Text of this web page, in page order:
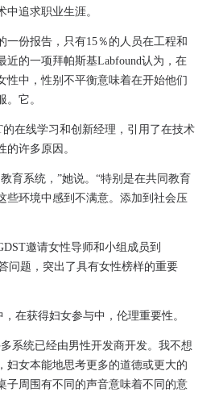
中追求职业生涯。
一份报告，只有15％的人员在工程和
近的一项拜帕斯基Labfound认为，在
性中，性别不平衡意味着在开始他们
。它。
的在线学习和创新经理，引用了在技术
的许多原因。
育系统，”她说。“特别是在共同教育
些环境中感到不满意。添加到社会压
邀请女性导师和小组成员到
问题，突出了具有女性榜样的重要
在获得妇女参与中，伦理重要性。
系统已经由男性开发商开发。我不想
妇女本能地思考更多的道德或更大的
子周围有不同的声音意味着不同的意